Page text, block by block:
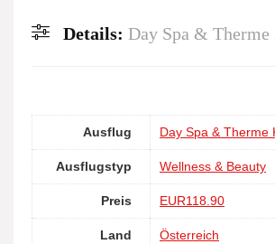
Details: Day Spa & Therme
Ausflug Day Spa & Therme
Ausflugstyp Wellness & Beauty
Preis EUR118.90
Land Österreich